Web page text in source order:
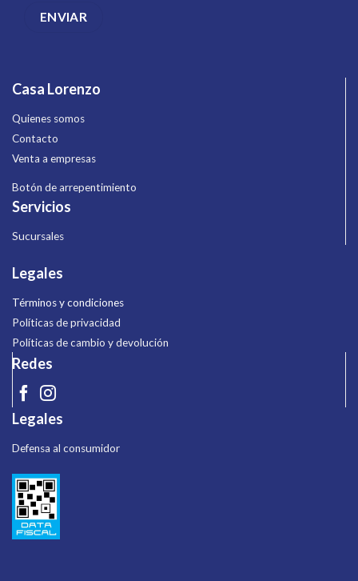
Casa Lorenzo
Quienes somos
Contacto
Venta a empresas
Botón de arrepentimiento
Servicios
Sucursales
Legales
Términos y condiciones
Políticas de privacidad
Políticas de cambio y devolución
Redes
Legales
Defensa al consumidor